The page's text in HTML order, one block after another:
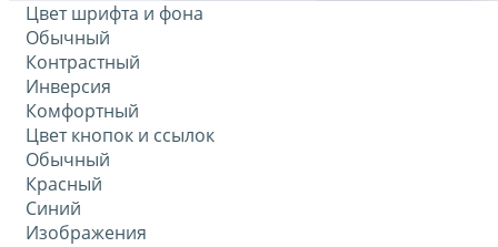
Цвет шрифта и фона
Обычный
Контрастный
Инверсия
Комфортный
Цвет кнопок и ссылок
Обычный
Красный
Синий
Изображения